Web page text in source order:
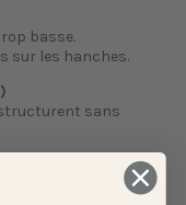
basse.
sur les hanches.
sans
créer du mouvement.